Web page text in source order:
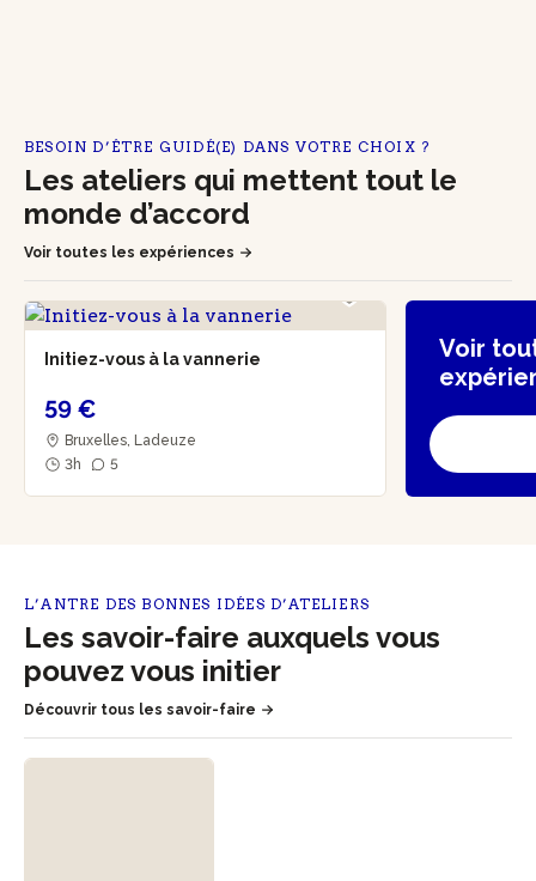
BESOIN D’ÊTRE GUIDÉ(E) DANS VOTRE CHOIX ?
Les ateliers qui mettent tout le
monde d’accord
Voir toutes les expériences
Initiez-vous à la vannerie
59 €
Bruxelles, Ladeuze
3h
5
Voir
L’ANTRE DES BONNES IDÉES D’ATELIERS
Les savoir-faire auxquels vous
pouvez vous initier
Découvrir tous les savoir-faire